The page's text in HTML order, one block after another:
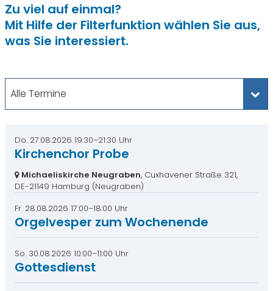
Zu viel auf einmal?
Mit Hilfe der Filterfunktion wählen Sie aus,
was Sie interessiert.
Alle Termine
Do. 27.08.2026 19:30–21:30 Uhr
Kirchenchor Probe
Michaeliskirche Neugraben, Cuxhavener Straße 321,
DE-21149 Hamburg (Neugraben)
Fr. 28.08.2026 17:00–18:00 Uhr
Orgelvesper zum Wochenende
So. 30.08.2026 10:00–11:00 Uhr
Gottesdienst